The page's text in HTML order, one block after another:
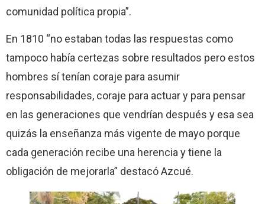
comunidad política propia”.
En 1810 “no estaban todas las respuestas como
tampoco había certezas sobre resultados pero estos
hombres sí tenían coraje para asumir
responsabilidades, coraje para actuar y para pensar
en las generaciones que vendrían después y esa sea
quizás la enseñanza más vigente de mayo porque
cada generación recibe una herencia y tiene la
obligación de mejorarla” destacó Azcué.